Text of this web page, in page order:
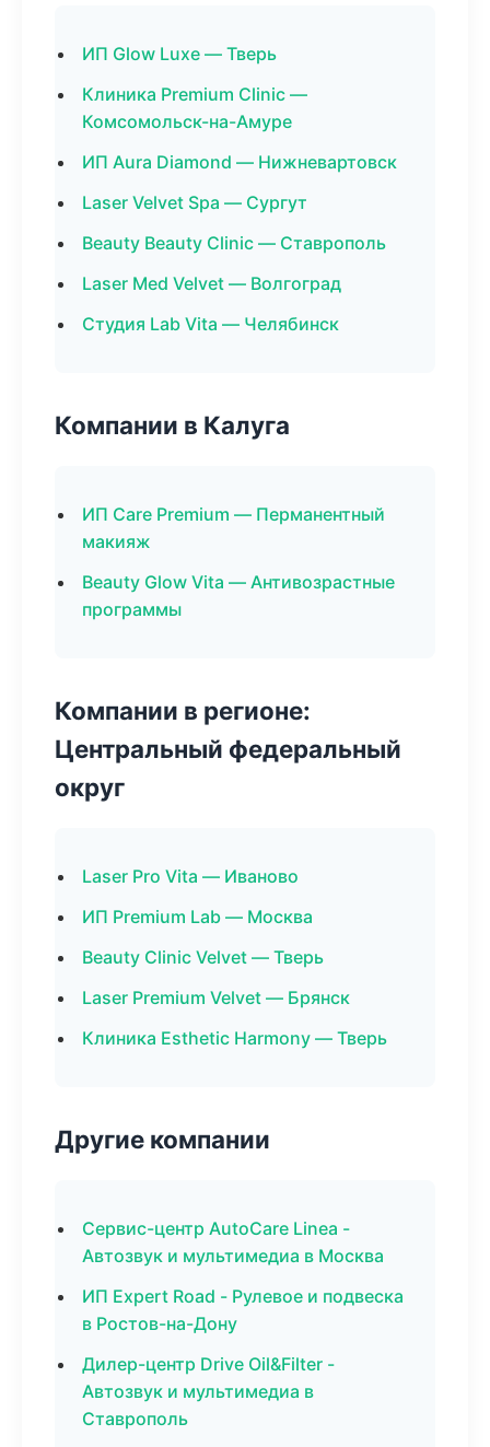
ИП Glow Luxe — Тверь
Клиника Premium Clinic —
Комсомольск-на-Амуре
ИП Aura Diamond — Нижневартовск
Laser Velvet Spa — Сургут
Beauty Beauty Clinic — Ставрополь
Laser Med Velvet — Волгоград
Студия Lab Vita — Челябинск
Компании в Калуга
ИП Care Premium — Перманентный
макияж
Beauty Glow Vita — Антивозрастные
программы
Компании в регионе:
Центральный федеральный
округ
Laser Pro Vita — Иваново
ИП Premium Lab — Москва
Beauty Clinic Velvet — Тверь
Laser Premium Velvet — Брянск
Клиника Esthetic Harmony — Тверь
Другие компании
Сервис-центр AutoCare Linea -
Автозвук и мультимедиа в Москва
ИП Expert Road - Рулевое и подвеска
в Ростов-на-Дону
Дилер-центр Drive Oil&Filter -
Автозвук и мультимедиа в
Ставрополь